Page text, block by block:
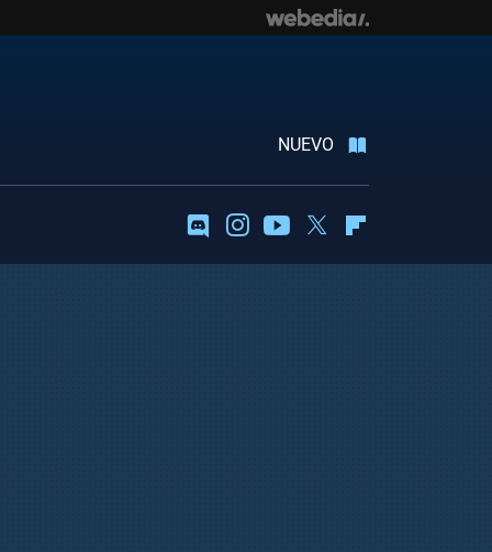
NUEVO
DiscordInstagramYoutubeTwitter